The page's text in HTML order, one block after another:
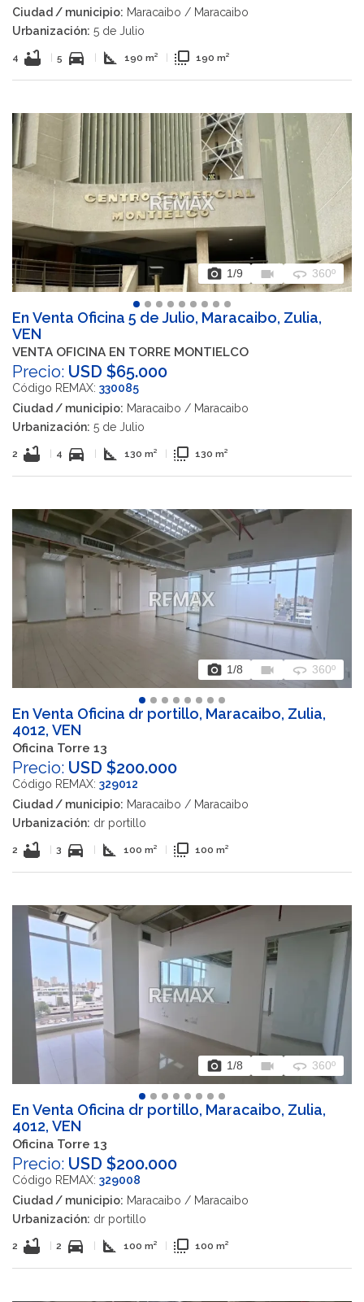
Ciudad / municipio: Maracaibo / Maracaibo
Urbanización: 5 de Julio
4 bathtub 5 directions_car square_foot 190 m² flip_to_front 190 m²
photo_camera 1/9 videocam 360 360º
En Venta Oficina 5 de Julio, Maracaibo, Zulia,
VEN
VENTA OFICINA EN TORRE MONTIELCO
Precio: USD $65.000
Código REMAX: 330085
Ciudad / municipio: Maracaibo / Maracaibo
Urbanización: 5 de Julio
2 bathtub 4 directions_car square_foot 130 m² flip_to_front 130 m²
photo_camera 1/8 videocam 360 360º
En Venta Oficina dr portillo, Maracaibo, Zulia,
4012, VEN
Oficina Torre 13
Precio: USD $200.000
Código REMAX: 329012
Ciudad / municipio: Maracaibo / Maracaibo
Urbanización: dr portillo
2 bathtub 3 directions_car square_foot 100 m² flip_to_front 100 m²
photo_camera 1/8 videocam 360 360º
En Venta Oficina dr portillo, Maracaibo, Zulia,
4012, VEN
Oficina Torre 13
Precio: USD $200.000
Código REMAX: 329008
Ciudad / municipio: Maracaibo / Maracaibo
Urbanización: dr portillo
2 bathtub 2 directions_car square_foot 100 m² flip_to_front 100 m²